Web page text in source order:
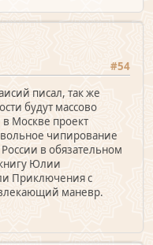
#54
писал, так же
будут массово
Москве проект
чипирование
в обязательном
Юлии
Приключения с
маневр.